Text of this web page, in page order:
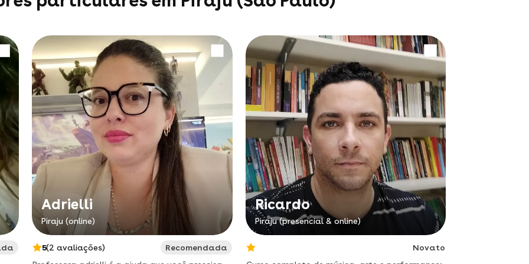
Adrielli
Piraju (online)
5(2 avaliações)
Recomendada
Ricardo
Piraju (presencial & online)
Novato